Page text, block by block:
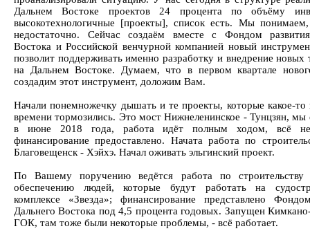
Дальнем Востоке проектов 24 процента по объёму
высокотехнологичные [проекты], список есть. Мы
недостаточно. Сейчас создаём вместе с Фондом
Востока и Российской венчурной компанией новый
позволит поддерживать именно разработку и внедрение новых
на Дальнем Востоке. Думаем, что в первом квартале
создадим этот инструмент, доложим Вам.
Начали понемножечку дышать и те проекты, которые какое-то
времени тормозились. Это мост Нижнеленинское - Тунцзян, мы
в июне 2018 года, работа идёт полным ходом, всё
финансирование предоставлено. Начата работа по
Благовещенск - Хэйхэ. Начал оживать эльгинский проект.
По Вашему поручению ведётся работа по
обеспечению людей, которые будут работать на
комплексе «Звезда»; финансирование представлено
Дальнего Востока под 4,5 процента годовых. Запущен
ГОК, там тоже были некоторые проблемы, - всё работает.